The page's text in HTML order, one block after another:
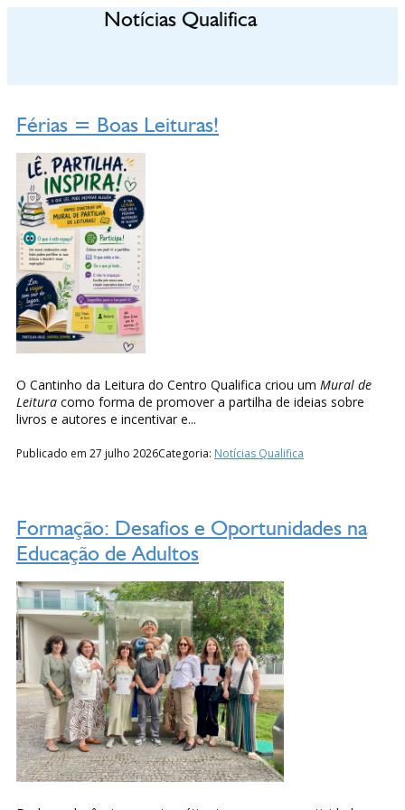
Notícias Qualifica
Férias = Boas Leituras!
O Cantinho da Leitura do Centro Qualifica criou um Mural de
Leitura como forma de promover a partilha de ideias sobre
livros e autores e incentivar e...
Publicado em 27 julho 2026Categoria: Notícias Qualifica
Formação: Desafios e Oportunidades na
Educação de Adultos